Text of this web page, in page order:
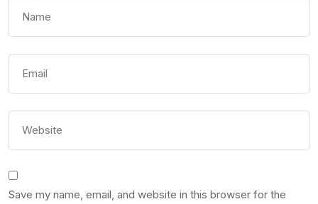
Save my name, email, and website in this browser for the